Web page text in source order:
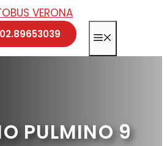
PULMINO 9